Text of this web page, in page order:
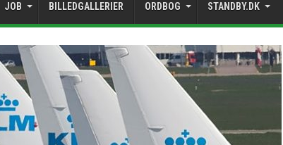
JOB BILLEDGALLERIER ORDBOG STANDBY.DK